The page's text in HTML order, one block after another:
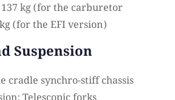
kg (for the carburetor
(for the EFI version)
Suspension
cradle synchro-stiff chassis